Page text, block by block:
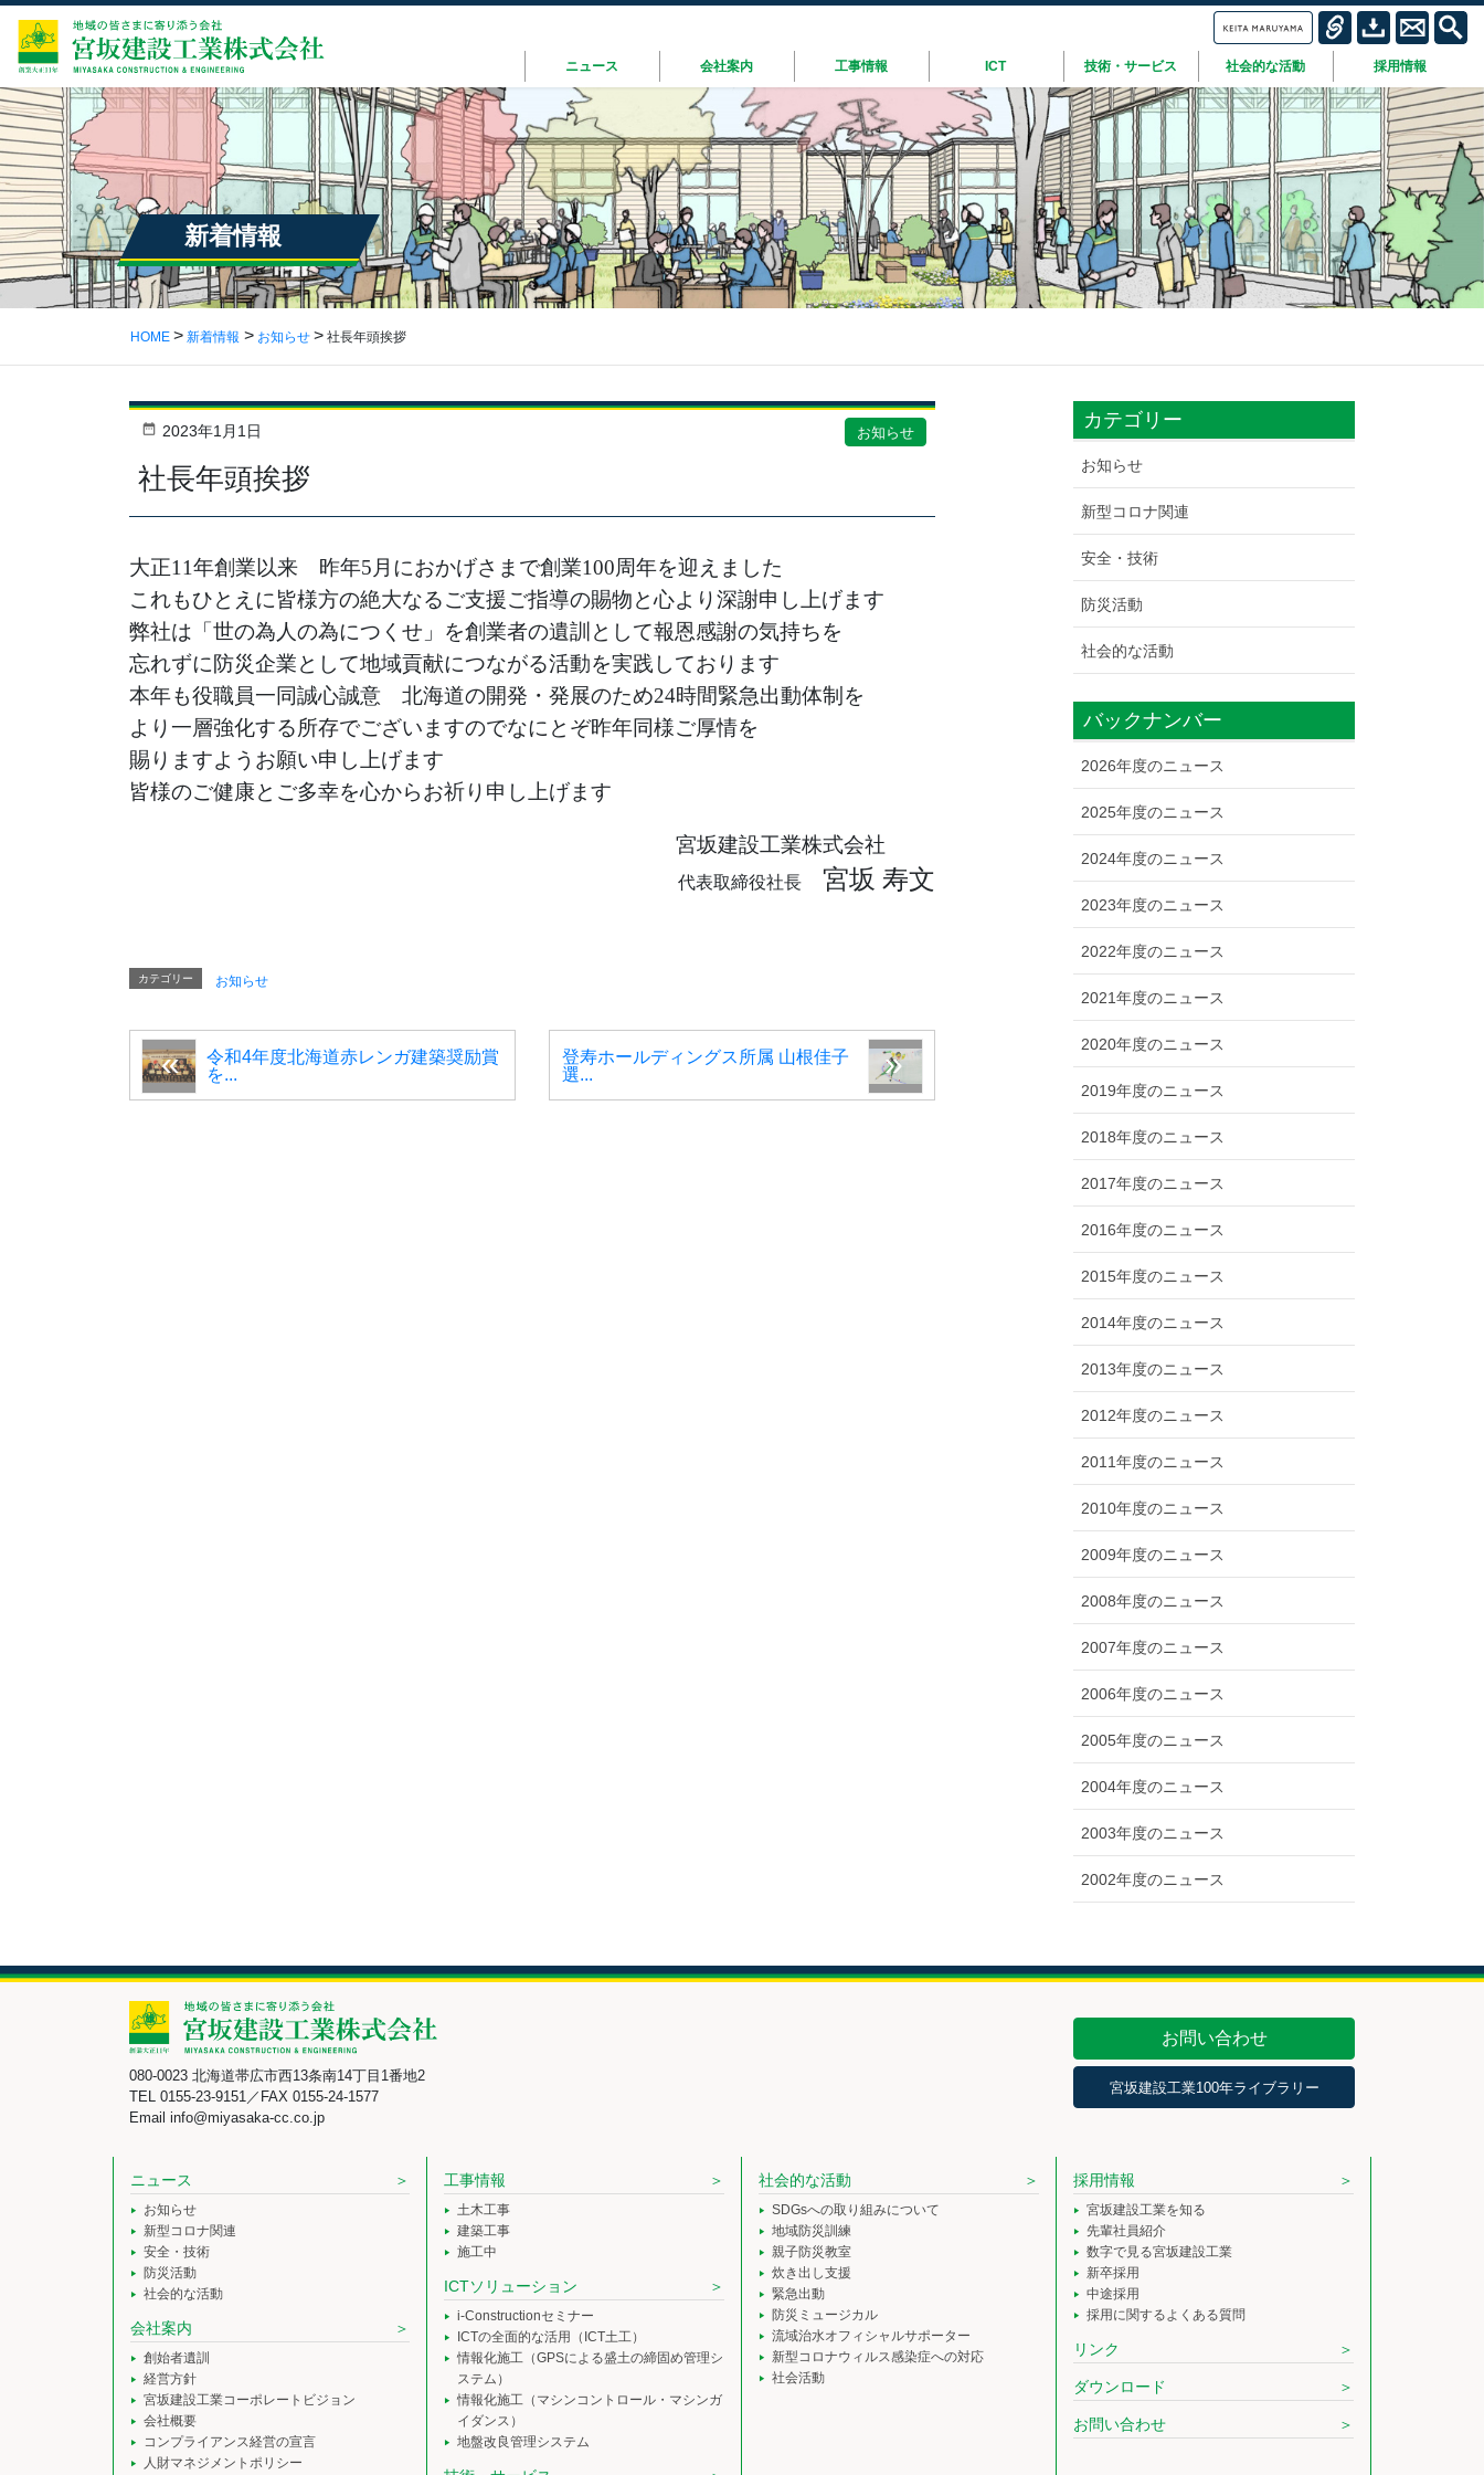
ニュース 会社案内 工事情報 ICT 技術・サービス 社会的な活動 採用情報
新着情報
HOME 新着情報 お知らせ 社長年頭挨拶
2023年1月1日 お知らせ
社長年頭挨拶
大正11年創業以来 昨年5月におかげさまで創業100周年を迎えました
これもひとえに皆様方の絶大なるご支援ご指導の賜物と心より深謝申し上げます
弊社は「世の為人の為につくせ」を創業者の遺訓として報恩感謝の気持ちを
忘れずに防災企業として地域貢献につながる活動を実践しております
本年も役職員一同誠心誠意 北海道の開発・発展のため24時間緊急出動体制を
より一層強化する所存でございますのでなにとぞ昨年同様ご厚情を
賜りますようお願い申し上げます
皆様のご健康とご多幸を心からお祈り申し上げます
宮坂建設工業株式会社
代表取締役社長
宮坂 寿文
カテゴリー お知らせ
令和4年度北海道赤レンガ建築奨励賞
を...
登寿ホールディングス所属 山根佳子
選...
カテゴリー
お知らせ
新型コロナ関連
安全・技術
防災活動
社会的な活動
バックナンバー
2026年度のニュース
2025年度のニュース
2024年度のニュース
2023年度のニュース
2022年度のニュース
2021年度のニュース
2020年度のニュース
2019年度のニュース
2018年度のニュース
2017年度のニュース
2016年度のニュース
2015年度のニュース
2014年度のニュース
2013年度のニュース
2012年度のニュース
2011年度のニュース
2010年度のニュース
2009年度のニュース
2008年度のニュース
2007年度のニュース
2006年度のニュース
2005年度のニュース
2004年度のニュース
2003年度のニュース
2002年度のニュース
080-0023 北海道帯広市西13条南14丁目1番地2
TEL 0155-23-9151／FAX 0155-24-1577
Email info@miyasaka-cc.co.jp
お問い合わせ
宮坂建設工業100年ライブラリー
ニュース
お知らせ
新型コロナ関連
安全・技術
防災活動
社会的な活動
会社案内
創始者遺訓
経営方針
宮坂建設工業コーポレートビジョン
会社概要
コンプライアンス経営の宣言
人財マネジメントポリシー
工事情報
土木工事
建築工事
施工中
ICTソリューション
i-Constructionセミナー
ICTの全面的な活用（ICT土工）
情報化施工（GPSによる盛土の締固め管理シ
ステム）
情報化施工（マシンコントロール・マシンガ
イダンス）
地盤改良管理システム
社会的な活動
SDGsへの取り組みについて
地域防災訓練
親子防災教室
炊き出し支援
緊急出動
防災ミュージカル
流域治水オフィシャルサポーター
新型コロナウィルス感染症への対応
社会活動
採用情報
宮坂建設工業を知る
先輩社員紹介
数字で見る宮坂建設工業
新卒採用
中途採用
採用に関するよくある質問
リンク
ダウンロード
お問い合わせ